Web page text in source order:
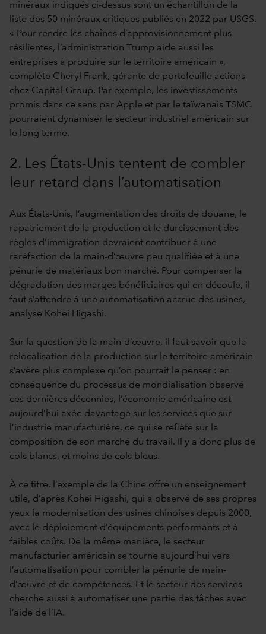
minéraux indiqués ci-dessus sont un échantillon de la
liste des 50 minéraux critiques publiés en 2022 par USGS.
« Pour rendre les chaînes d’approvisionnement plus
résilientes, l’administration Trump aide aussi les
entreprises à produire sur le territoire américain »,
complète Cheryl Frank, gérante de portefeuille actions
chez Capital Group. Par exemple, les investissements
promis dans ce sens par Apple et par le taïwanais TSMC
pourraient dynamiser le secteur industriel américain sur
le long terme.
2. Les États-Unis tentent de combler
leur retard dans l’automatisation
Aux États-Unis, l’augmentation des droits de douane, le
rapatriement de la production et le durcissement des
règles d’immigration devraient contribuer à une
raréfaction de la main-d’œuvre peu qualifiée et à une
pénurie de matériaux bon marché. Pour compenser la
dégradation des marges bénéficiaires qui en découle, il
faut s’attendre à une automatisation accrue des usines,
analyse Kohei Higashi.
Sur la question de la main-d’œuvre, il faut savoir que la
relocalisation de la production sur le territoire américain
s’avère plus complexe qu’on pourrait le penser : en
conséquence du processus de mondialisation observé
ces dernières décennies, l’économie américaine est
aujourd’hui axée davantage sur les services que sur
l’industrie manufacturière, ce qui se reflète sur la
composition de son marché du travail. Il y a donc plus de
cols blancs, et moins de cols bleus.
À ce titre, l’exemple de la Chine offre un enseignement
utile, d’après Kohei Higashi, qui a observé de ses propres
yeux la modernisation des usines chinoises depuis 2000,
avec le déploiement d’équipements performants et à
faibles coûts. De la même manière, le secteur
manufacturier américain se tourne aujourd’hui vers
l’automatisation pour combler la pénurie de main-
d’œuvre et de compétences. Et le secteur des services
cherche aussi à automatiser une partie des tâches avec
l’aide de l’IA.